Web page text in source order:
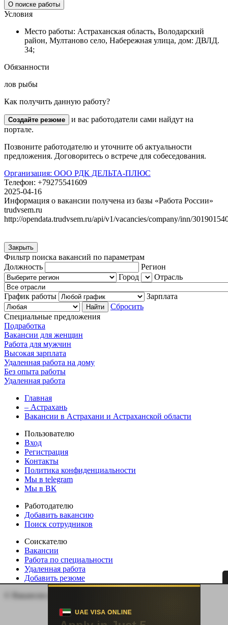
О поиске работы
Условия
Место работы: Астраханская область, Володарский
район, Мултаново село, Набережная улица, дом: ДВЛД.
34;
Обязанности
лов рыбы
Как получить данную работу?
Создайте резюме
и вас работодатели сами найдут на
портале.
Позвоните работодателю и уточните об актуальности
предложения. Договоритесь о встрече для собеседования.
Организация: ООО РДК ДЕЛЬТА-ПЛЮС
Телефон: +79275541609
2025-04-16
Информация о вакансии получена из базы «Работа России»
trudvsem.ru
http://opendata.trudvsem.ru/api/v1/vacancies/company/inn/
Закрыть
Фильтр поиска вакансий по параметрам
Должность
Регион
Город
Отрасль
График работы
Зарплата
Сбросить
Специальные предложения
Подработка
Вакансии для женщин
Работа для мужчин
Высокая зарплата
Удаленная работа на дому
Без опыта работы
Удаленная работа
Главная
– Астрахань
Вакансии в Астрахани и Астраханской области
Пользователю
Вход
Регистрация
Контакты
Политика конфиденциальности
Мы в telegram
Мы в ВК
Работодателю
Добавить вакансию
Поиск сотрудников
Соискателю
Вакансии
Работа по специальности
Удаленная работа
Добавить резюме
© Вакансии регионов России | Все права защищены.